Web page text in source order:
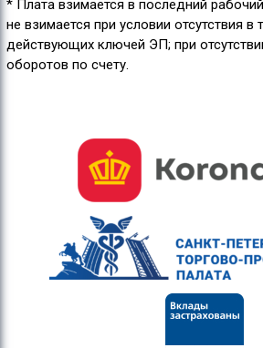
* Плата взимается в последний
не взимается при условии отсутствия в
действующих ключей ЭП; при
оборотов по счету.